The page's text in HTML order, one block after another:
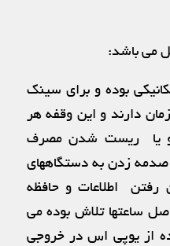
می باشد:
بوده و برای سینک
دارند و این وقفه هر
و یا ریست شدن مصرف
صدمه زدن به دستگاههای
رفتن اطلاعات و حافظه
ساعتها تلاش بوده می
از یوپی اس در خروجی